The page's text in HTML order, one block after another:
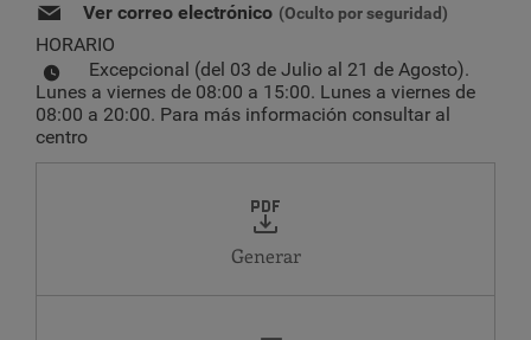
Ver correo electrónico (Oculto por seguridad)
HORARIO
Excepcional (del 03 de Julio al 21 de Agosto).
Lunes a viernes de 08:00 a 15:00. Lunes a viernes de
08:00 a 20:00. Para más información consultar al
centro
Generar